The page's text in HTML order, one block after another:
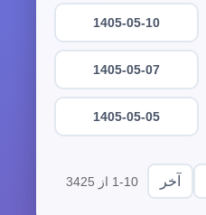
1405-05-10
1405-05-07
1405-05-05
آخر 1-10 از 3425